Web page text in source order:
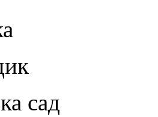
сад